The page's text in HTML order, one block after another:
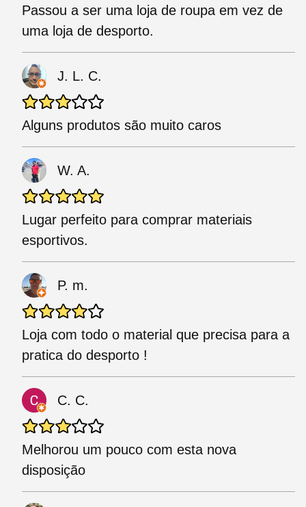
Passou a ser uma loja de roupa em vez de
uma loja de desporto.
J. L. C.
Alguns produtos são muito caros
W. A.
Lugar perfeito para comprar materiais
esportivos.
P. m.
Loja com todo o material que precisa para a
pratica do desporto !
C. C.
Melhorou um pouco com esta nova
disposição